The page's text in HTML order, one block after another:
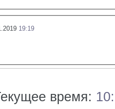
19:19
время: